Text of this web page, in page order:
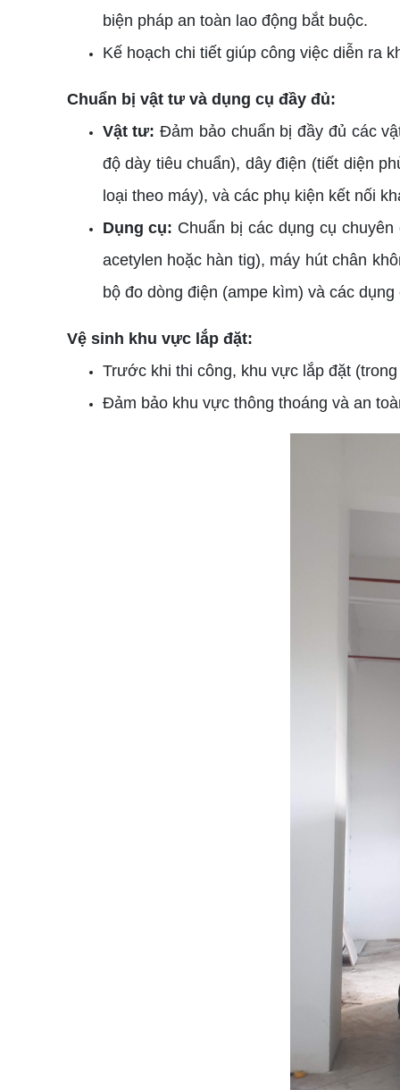
biện pháp an toàn lao động bắt buộc.
Kế hoạch chi tiết giúp công việc diễn ra
Chuẩn bị vật tư và dụng cụ đầy đủ:
Vật tư:Đảm bảo chuẩn bị đầy đủ các
độ dày tiêu chuẩn), dây điện (tiết diện
loại theo máy), và các phụ kiện kết nối
Dụng cụ: Chuẩn bị các dụng cụ
acetylen hoặc hàn tig), máy hút chân
bộ đo dòng điện (ampe kìm) và các
Vệ sinh khu vực lắp đặt:
Trước khi thi công, khu vực lắp đặt
Đảm bảo khu vực thông thoáng và an